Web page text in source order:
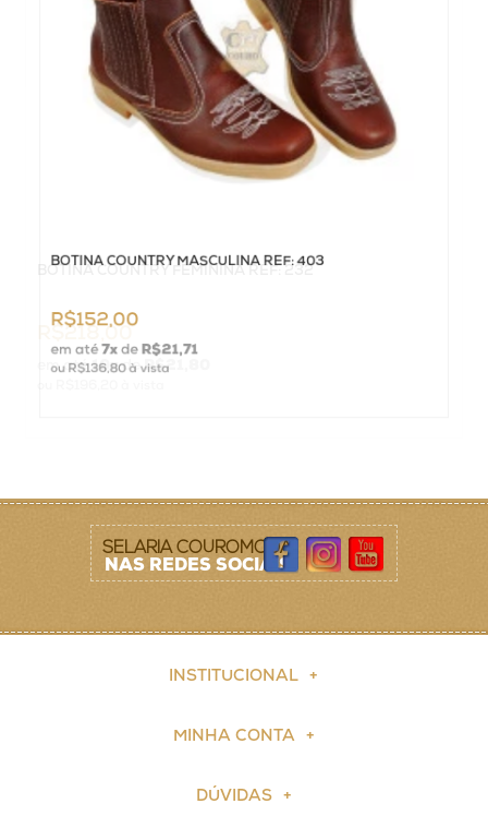
BOTINA COUNTRY MASCULINA REF: 403
R$152,00
em até7x deR$21,71
SELARIA COUROMODA
NAS REDES SOCIAIS
INSTITUCIONAL
MINHA CONTA
DÚVIDAS